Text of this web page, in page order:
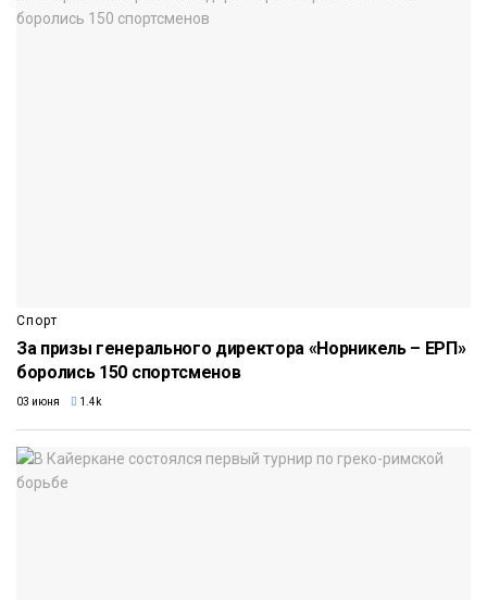
Спорт
За призы генерального директора «Норникель – ЕРП»
боролись 150 спортсменов
03 июня 1.4k